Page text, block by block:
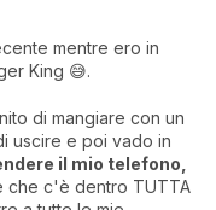
mentre ero in
King 😅.
di mangiare con un
uscire e poi vado in
il mio telefono,
che c'è dentro TUTTA